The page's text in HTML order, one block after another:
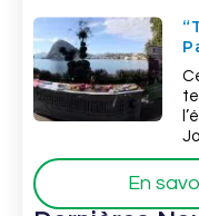
En